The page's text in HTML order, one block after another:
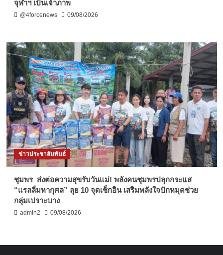
จุฬาฯ เป็นเจ้าภาพ
@4forcenews 09/08/2026
ข่าวประชาสัมพันธ์
ชุมพร ส่งต่อความสุขรับวันแม่! พลังคนชุมพรปลุกกระแส
“แรลลี่มหากุศล” ลุย 10 จุดเช็กอิน เสริมพลังใจปักหมุดช่วย
กลุ่มเปราะบาง
admin2 09/08/2026